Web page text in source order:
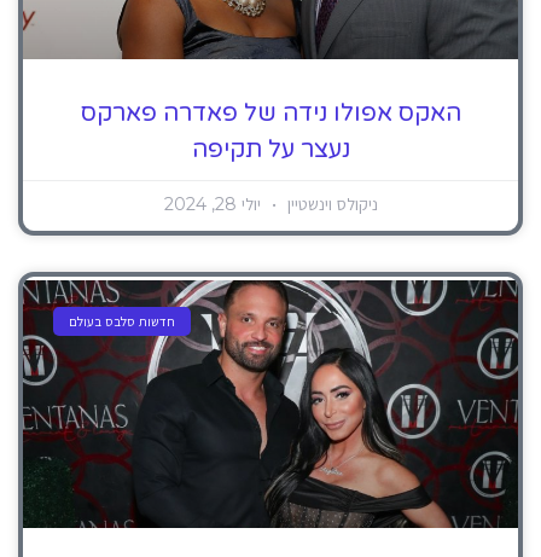
האקס אפולו נידה של פאדרה פארקס
נעצר על תקיפה
ניקולס וינשטיין יולי 28, 2024
חדשות סלבס בעולם